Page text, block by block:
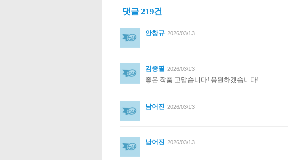
댓글 219건
안창규 2026/03/13
김종필 2026/03/13
좋은 작품 고맙습니다! 응원하겠습니다!
남어진 2026/03/13
남어진 2026/03/13